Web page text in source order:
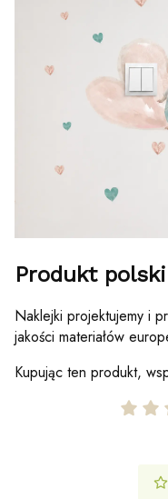
Produkt polski
Naklejki projektujemy i
jakości materiałów
Kupując ten produkt,